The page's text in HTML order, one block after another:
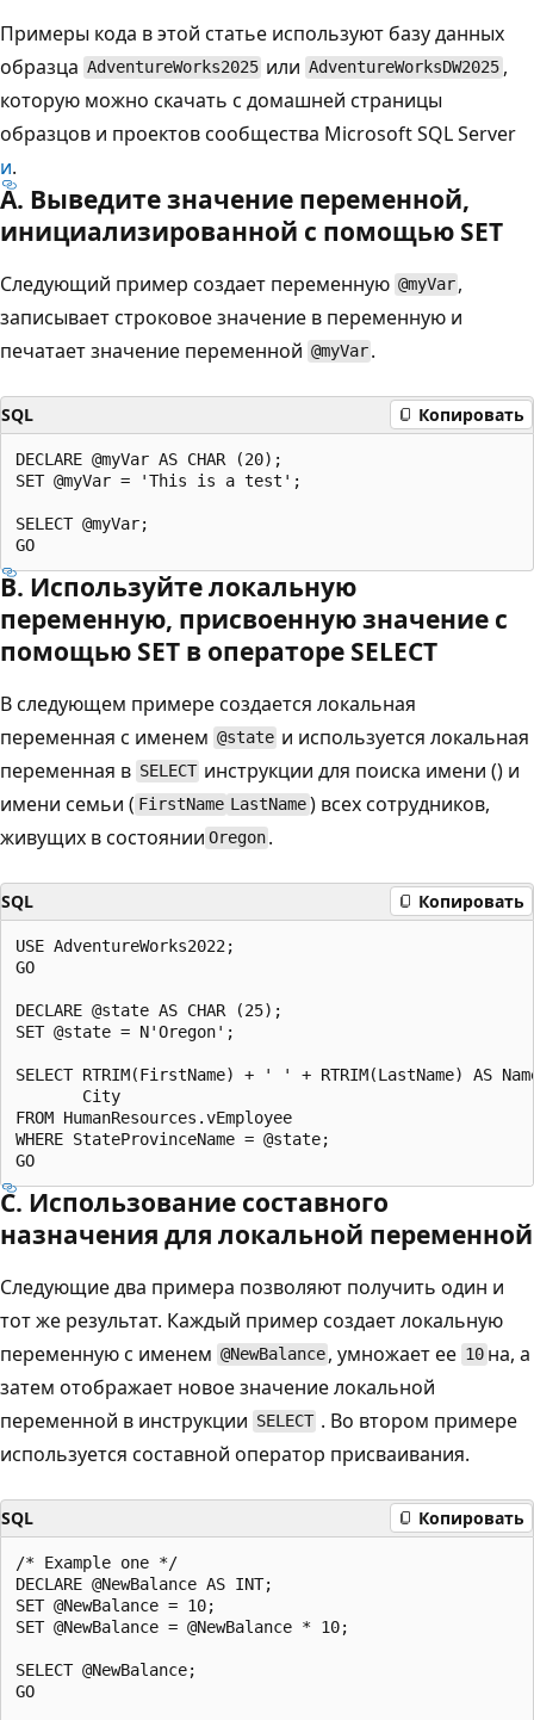
Примеры кода в этой статье используют базу данных
образца AdventureWorks2025 или AdventureWorksDW2025 ,
которую можно скачать с домашней страницы
образцов и проектов сообщества Microsoft SQL Server
и.
A. Выведите значение переменной,
инициализированной с помощью SET
Следующий пример создает переменную @myVar ,
записывает строковое значение в переменную и
печатает значение переменной @myVar .
SQL Копировать
DECLARE @myVar AS CHAR (20);
SET @myVar = 'This is a test';
SELECT @myVar;
B. Используйте локальную
переменную, присвоенную значение с
помощью SET в операторе SELECT
В следующем примере создается локальная
переменная с именем @state и используется локальная
переменная в SELECT инструкции для поиска имени () и
имени семьи ( FirstName LastName) всех сотрудников,
живущих в состоянии Oregon .
SQL Копировать
USE AdventureWorks2022;
GO
DECLARE @state AS CHAR (25);
SET @state = N'Oregon';
SELECT RTRIM(FirstName) + ' ' + RTRIM(LastName) AS
       City
FROM HumanResources.vEmployee
WHERE StateProvinceName = @state;
C. Использование составного
назначения для локальной переменной
Следующие два примера позволяют получить один и
тот же результат. Каждый пример создает локальную
переменную с именем @NewBalance , умножает ее 10на, а
затем отображает новое значение локальной
переменной в инструкции SELECT . Во втором примере
используется составной оператор присваивания.
SQL Копировать
/* Example one */
DECLARE @NewBalance AS INT;
SET @NewBalance = 10;
SET @NewBalance = @NewBalance * 10;
SELECT @NewBalance;
GO